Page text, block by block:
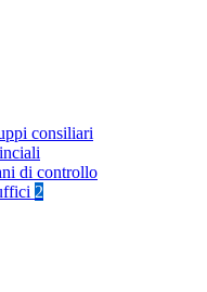
consiliari
di controllo
2